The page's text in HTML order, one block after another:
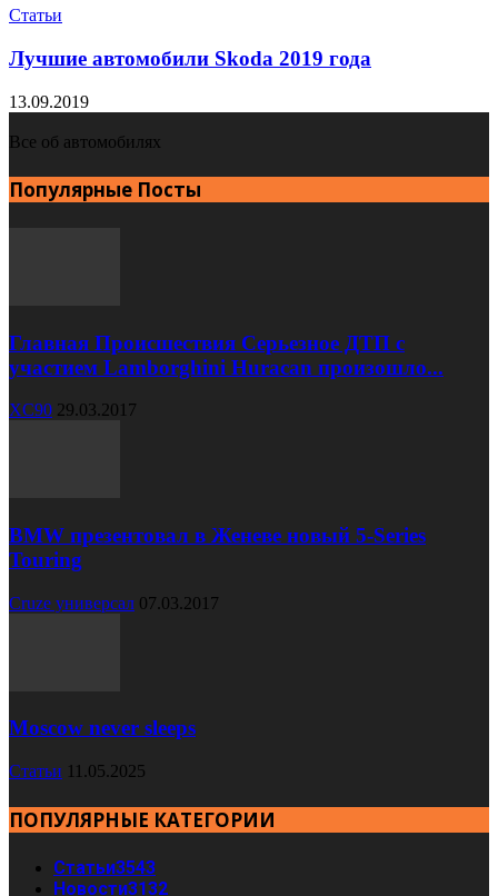
Статьи
Лучшие автомобили Skoda 2019 года
13.09.2019
Все об автомобилях
Популярные Посты
Главная Происшествия Серьезное ДТП с
участием Lamborghini Huracan произошло...
XC90 29.03.2017
BMW презентовал в Женеве новый 5-Series
Touring
Cruze универсал 07.03.2017
Moscow never sleeps
Статьи 11.05.2025
ПОПУЛЯРНЫЕ КАТЕГОРИИ
Статьи3543
Новости3132